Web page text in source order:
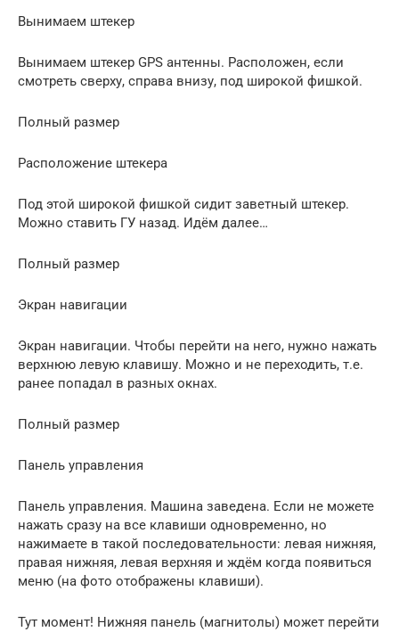
Вынимаем штекер
Вынимаем штекер GPS антенны. Расположен, если
смотреть сверху, справа внизу, под широкой фишкой.
Полный размер
Расположение штекера
Под этой широкой фишкой сидит заветный штекер.
Можно ставить ГУ назад. Идём далее…
Полный размер
Экран навигации
Экран навигации. Чтобы перейти на него, нужно нажать
верхнюю левую клавишу. Можно и не переходить, т.е.
ранее попадал в разных окнах.
Полный размер
Панель управления
Панель управления. Машина заведена. Если не можете
нажать сразу на все клавиши одновременно, но
нажимаете в такой последовательности: левая нижняя,
правая нижняя, левая верхняя и ждём когда появиться
меню (на фото отображены клавиши).
Тут момент! Нижняя панель (магнитолы) может перейти